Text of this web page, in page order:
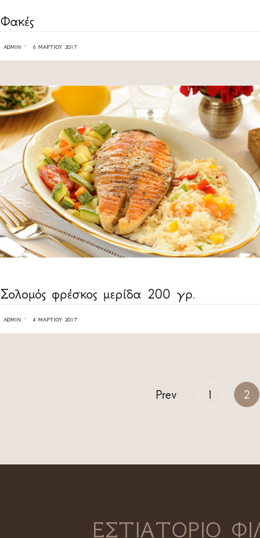
Φακές
ADMIN 6 ΜΑΡΤΊΟΥ 2017
Σολομός φρέσκος μερίδα 200 γρ.
ADMIN 4 ΜΑΡΤΊΟΥ 2017
Prev 1 2
ΕΣΤΙΑΤΟΡΙΟ